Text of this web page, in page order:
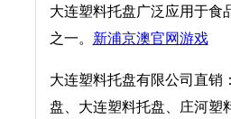
大连塑料托盘广泛应用于食
之一。 新浦京澳官网游戏
大连塑料托盘有限公司直销
盘、大连塑料托盘、庄河塑